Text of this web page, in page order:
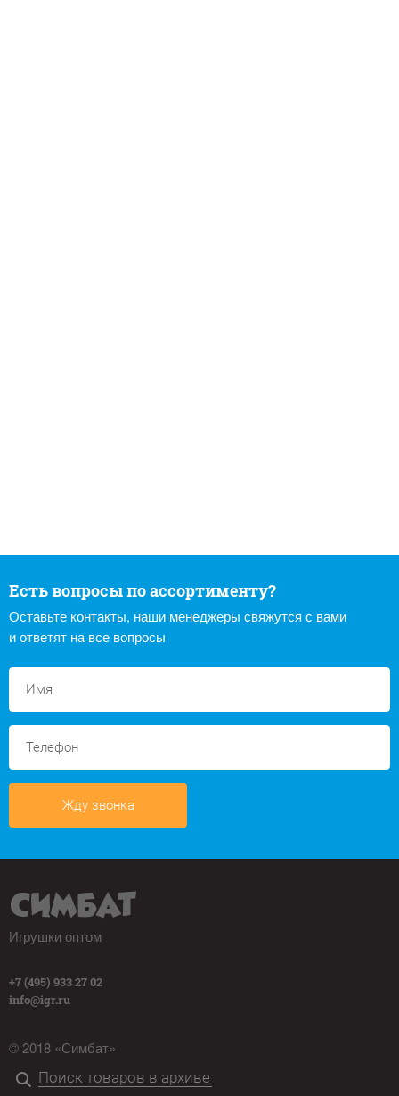
Есть вопросы по ассортименту?
Оставьте контакты, наши менеджеры свяжутся с вами
и ответят на все вопросы
Жду звонка
Игрушки оптом
+7 (495) 933 27 02
info@igr.ru
© 2018 «Симбат»